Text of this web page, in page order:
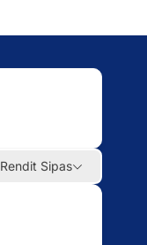
Rendit Sipas